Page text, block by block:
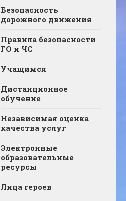
Безопасность
дорожного движения
Правила безопасности
ГО и ЧС
Учащимся
Дистанционное
обучение
Независимая оценка
качества услуг
Электронные
образовательные
ресурсы
Лица героев